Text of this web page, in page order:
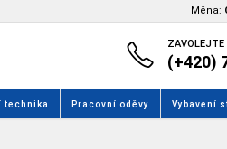
Měna:
ZAVOLEJTE
(+420)
technika Pracovní oděvy Vybavení